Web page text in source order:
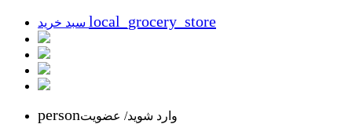
local_grocery_store
personوارد شوید/ عضویت